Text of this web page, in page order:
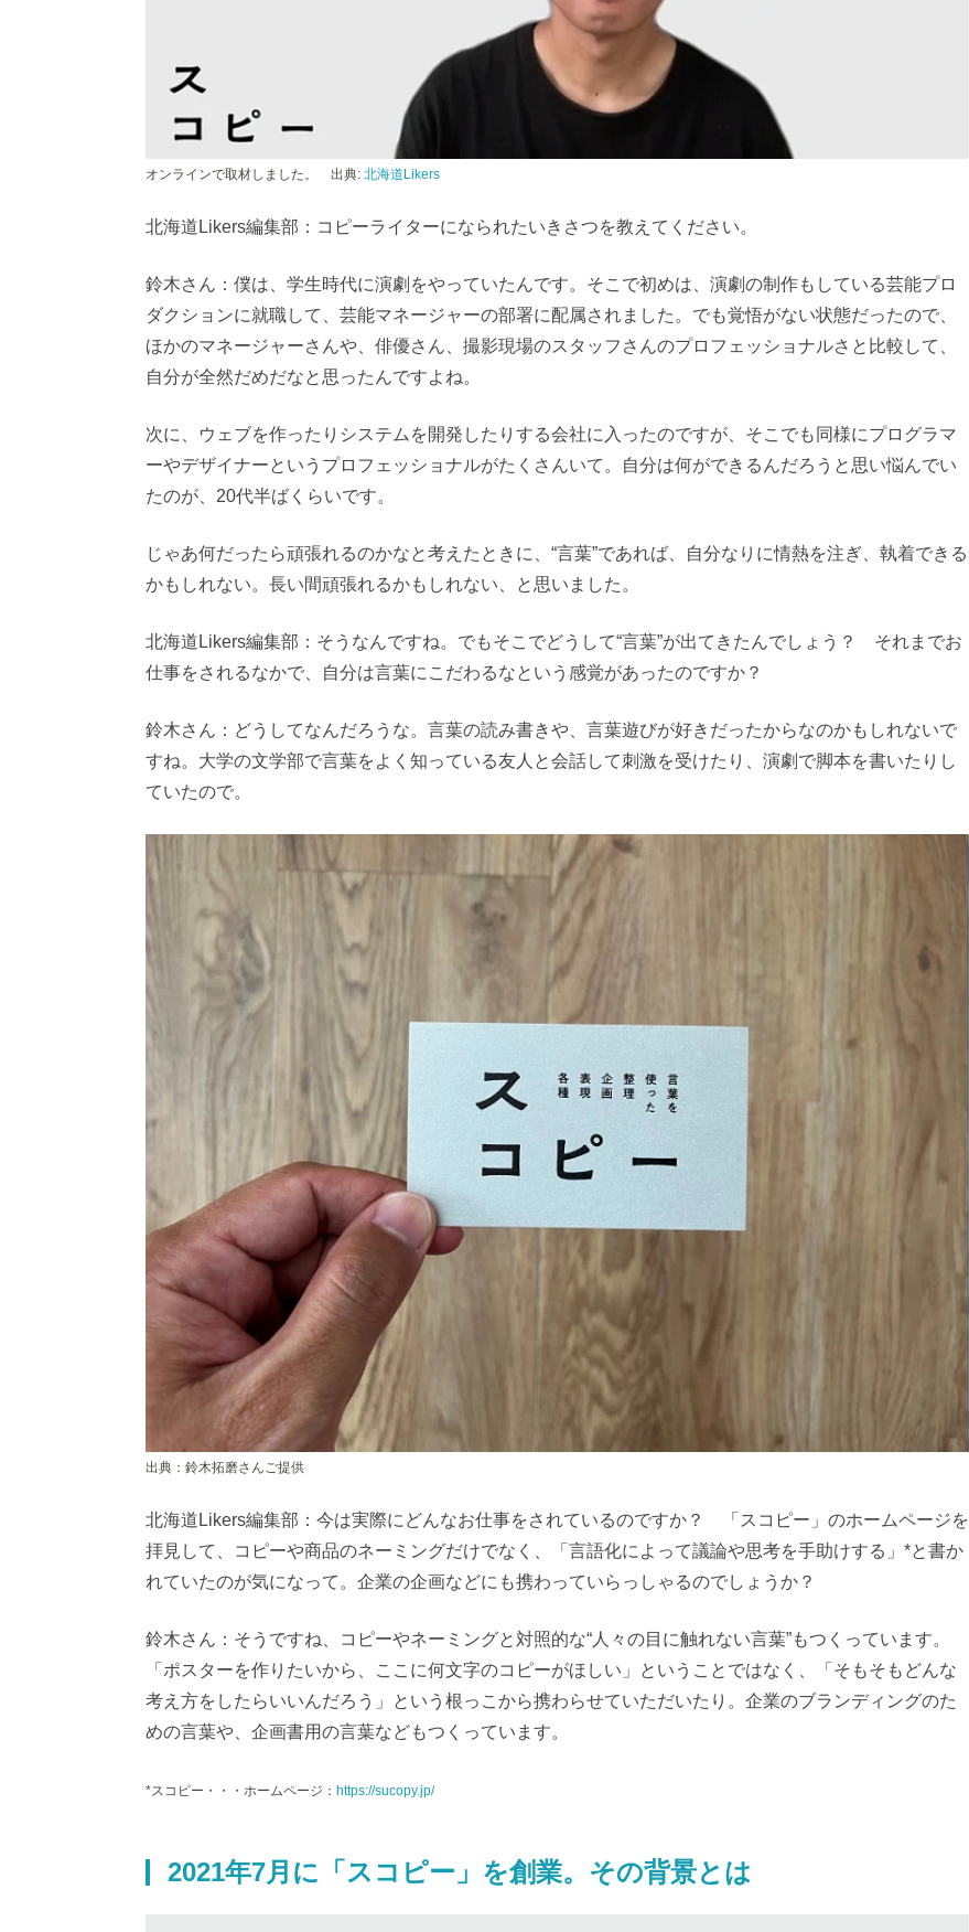
オンラインで取材しました。 出典: 北海道Likers
北海道Likers編集部：コピーライターになられたいきさつを教えてください。
鈴木さん：僕は、学生時代に演劇をやっていたんです。そこで初めは、演劇の制作もしている芸能プロ
ダクションに就職して、芸能マネージャーの部署に配属されました。でも覚悟がない状態だったので、
ほかのマネージャーさんや、俳優さん、撮影現場のスタッフさんのプロフェッショナルさと比較して、
自分が全然だめだなと思ったんですよね。
次に、ウェブを作ったりシステムを開発したりする会社に入ったのですが、そこでも同様にプログラマ
ーやデザイナーというプロフェッショナルがたくさんいて。自分は何ができるんだろうと思い悩んでい
たのが、20代半ばくらいです。
じゃあ何だったら頑張れるのかなと考えたときに、“言葉”であれば、自分なりに情熱を注ぎ、執着できる
かもしれない。長い間頑張れるかもしれない、と思いました。
北海道Likers編集部：そうなんですね。でもそこでどうして“言葉”が出てきたんでしょう？ それまでお
仕事をされるなかで、自分は言葉にこだわるなという感覚があったのですか？
鈴木さん：どうしてなんだろうな。言葉の読み書きや、言葉遊びが好きだったからなのかもしれないで
すね。大学の文学部で言葉をよく知っている友人と会話して刺激を受けたり、演劇で脚本を書いたりし
ていたので。
出典：鈴木拓磨さんご提供
北海道Likers編集部：今は実際にどんなお仕事をされているのですか？ 「スコピー」のホームページを
拝見して、コピーや商品のネーミングだけでなく、「言語化によって議論や思考を手助けする」*と書か
れていたのが気になって。企業の企画などにも携わっていらっしゃるのでしょうか？
鈴木さん：そうですね、コピーやネーミングと対照的な“人々の目に触れない言葉”もつくっています。
「ポスターを作りたいから、ここに何文字のコピーがほしい」ということではなく、「そもそもどんな
考え方をしたらいいんだろう」という根っこから携わらせていただいたり。企業のブランディングのた
めの言葉や、企画書用の言葉などもつくっています。
*スコピー・・・ホームページ： https://sucopy.jp/
2021年7月に「スコピー」を創業。その背景とは